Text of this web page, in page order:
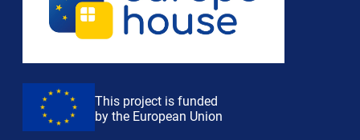
This project is funded
by the European Union